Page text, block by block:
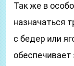
Так же в
назначаться
с бедер или